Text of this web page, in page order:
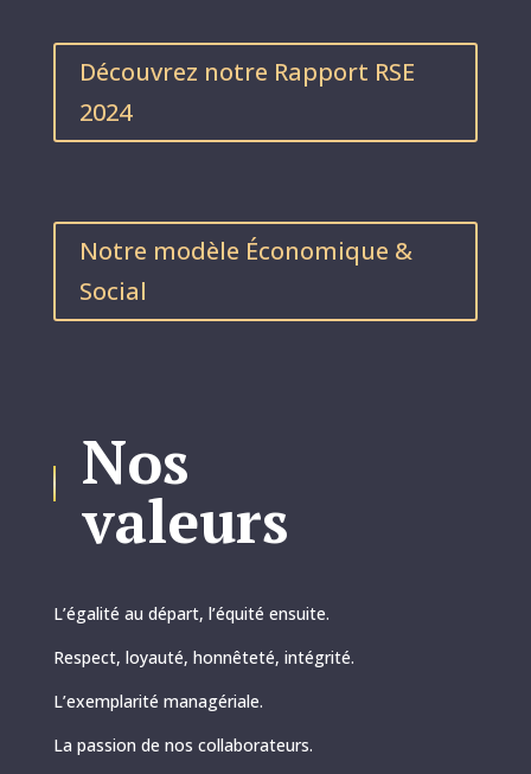
Découvrez notre Rapport RSE
2024
Notre modèle Économique &
Social
Nos
valeurs
L’égalité au départ, l’équité ensuite.
Respect, loyauté, honnêteté, intégrité.
L’exemplarité managériale.
La passion de nos collaborateurs.